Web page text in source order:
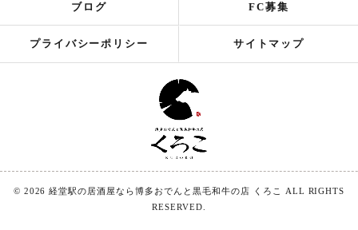
ブログ FC募集
プライバシーポリシー サイトマップ
© 2026 経堂駅の居酒屋なら博多おでんと黒毛和牛の店 くろこ ALL RIGHTS
RESERVED.